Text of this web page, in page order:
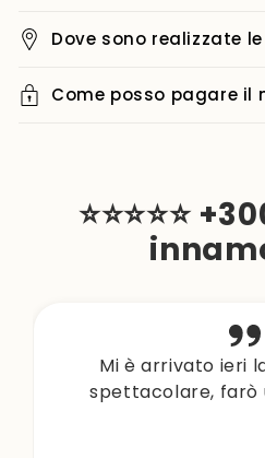
Dove sono realizzate
Come posso pagare il
⭐⭐⭐⭐⭐
Mi è arrivato ieri
spettacolare, farò